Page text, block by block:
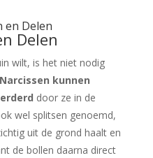
en Delen
Delen
wilt, is het niet nodig
Narcissen kunnen
door ze in de
wel splitsen genoemd,
uit de grond haalt en
de bollen daarna direct